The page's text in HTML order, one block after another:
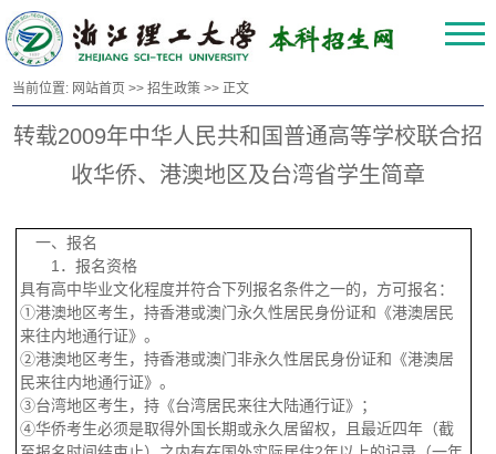
当前位置: 网站首页 >>招生政策 >> 正文
转载2009年中华人民共和国普通高等学校联合招
收华侨、港澳地区及台湾省学生简章
一、报名
1 ．报名资格
具有高中毕业文化程度并符合下列报名条件之一的，方可报名：
①港澳地区考生，持香港或澳门永久性居民身份证和《港澳居民
来往内地通行证》。
②港澳地区考生，持香港或澳门非永久性居民身份证和《港澳居
民来往内地通行证》。
③台湾地区考生，持《台湾居民来往大陆通行证》；
④华侨考生必须是取得外国长期或永久居留权，且最近四年（截